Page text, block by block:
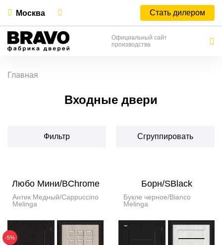
Москва Стать дилером
Официальный сайт
производства
Главная
Входные двери
Фильтр Сгруппировать
Любо Мини/BChrome
Антик Медный/Cappuccino
Melinga
-5%
Борн/SBlack
Букле черное/Bianco
Melinga